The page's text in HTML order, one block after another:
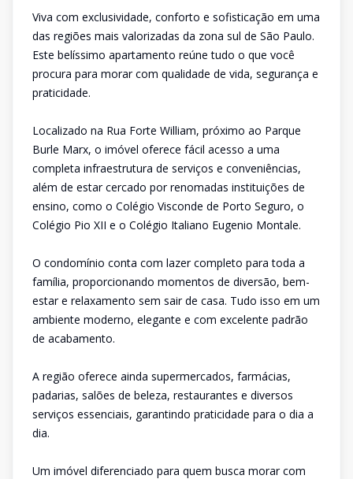
Viva com exclusividade, conforto e sofisticação em uma
das regiões mais valorizadas da zona sul de São Paulo.
Este belíssimo apartamento reúne tudo o que você
procura para morar com qualidade de vida, segurança e
praticidade.
Localizado na Rua Forte William, próximo ao Parque
Burle Marx, o imóvel oferece fácil acesso a uma
completa infraestrutura de serviços e conveniências,
além de estar cercado por renomadas instituições de
ensino, como o Colégio Visconde de Porto Seguro, o
Colégio Pio XII e o Colégio Italiano Eugenio Montale.
O condomínio conta com lazer completo para toda a
família, proporcionando momentos de diversão, bem-
estar e relaxamento sem sair de casa. Tudo isso em um
ambiente moderno, elegante e com excelente padrão
de acabamento.
A região oferece ainda supermercados, farmácias,
padarias, salões de beleza, restaurantes e diversos
serviços essenciais, garantindo praticidade para o dia a
dia.
Um imóvel diferenciado para quem busca morar com